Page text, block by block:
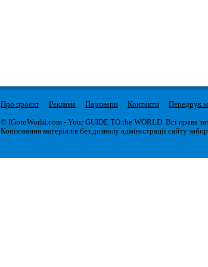
Про проект Реклама Партнери Контакти Передрук
© IGotoWorld.com - Your GUIDE TO the WORLD. Всі права
Копіювання матеріалів без дозволу адміністрації сайту